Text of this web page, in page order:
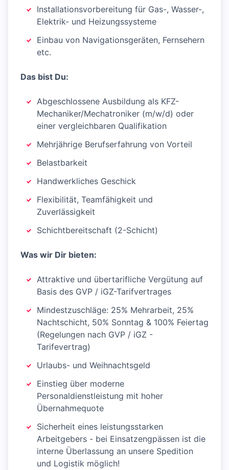
Installationsvorbereitung für Gas-, Wasser-,
Elektrik- und Heizungssysteme
Einbau von Navigationsgeräten, Fernsehern
etc.
Das bist Du:
Abgeschlossene Ausbildung als KFZ-
Mechaniker/Mechatroniker (m/w/d) oder
einer vergleichbaren Qualifikation
Mehrjährige Berufserfahrung von Vorteil
Belastbarkeit
Handwerkliches Geschick
Flexibilität, Teamfähigkeit und
Zuverlässigkeit
Schichtbereitschaft (2-Schicht)
Was wir Dir bieten:
Attraktive und übertarifliche Vergütung auf
Basis des GVP / iGZ-Tarifvertrages
Mindestzuschläge: 25% Mehrarbeit, 25%
Nachtschicht, 50% Sonntag & 100% Feiertag
(Regelungen nach GVP / iGZ -
Tarifevertrag)
Urlaubs- und Weihnachtsgeld
Einstieg über moderne
Personaldienstleistung mit hoher
Übernahmequote
Sicherheit eines leistungsstarken
Arbeitgebers - bei Einsatzengpässen ist die
interne Überlassung an unsere Spedition
und Logistik möglich!